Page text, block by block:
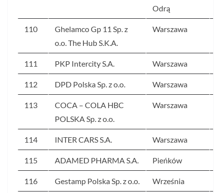
Odrą
110
Ghelamco Gp 11 Sp. z
o.o. The Hub S.K.A.
Warszawa
111 PKP Intercity S.A. Warszawa
112 DPD Polska Sp. z o.o. Warszawa
113
COCA – COLA HBC
POLSKA Sp. z o.o.
Warszawa
114 INTER CARS S.A. Warszawa
115 ADAMED PHARMA S.A. Pieńków
116 Gestamp Polska Sp. z o.o. Września